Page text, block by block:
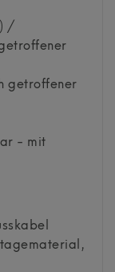
/
getroffener
- mit